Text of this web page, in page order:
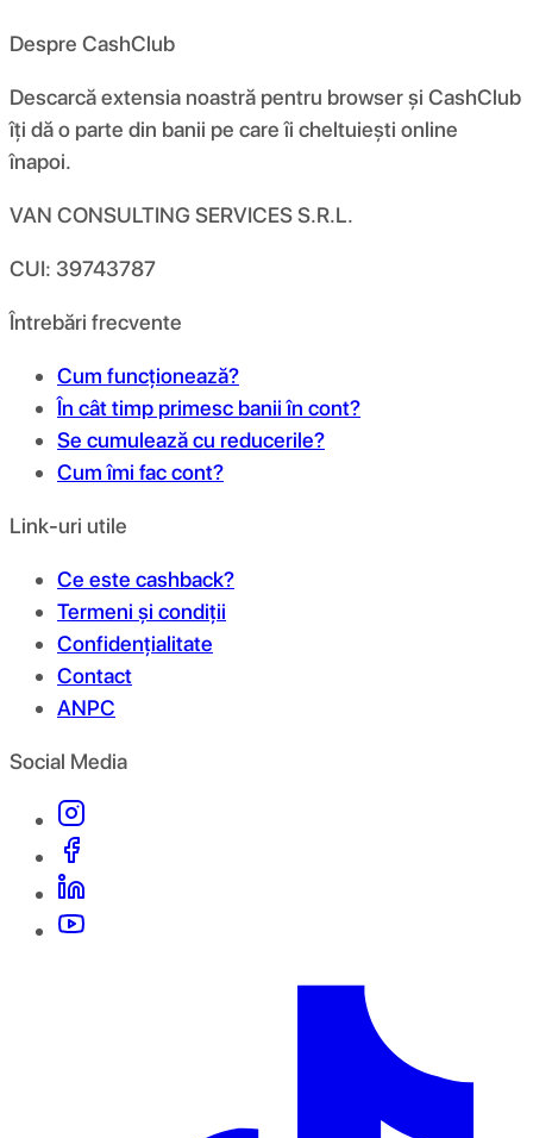
Despre CashClub
Descarcă extensia noastră pentru browser și CashClub
îți dă o parte din banii pe care îi cheltuiești online
înapoi.
VAN CONSULTING SERVICES S.R.L.
CUI: 39743787
Întrebări frecvente
Cum funcționează?
În cât timp primesc banii în cont?
Se cumulează cu reducerile?
Cum îmi fac cont?
Link-uri utile
Ce este cashback?
Termeni și condiții
Confidențialitate
Contact
ANPC
Social Media